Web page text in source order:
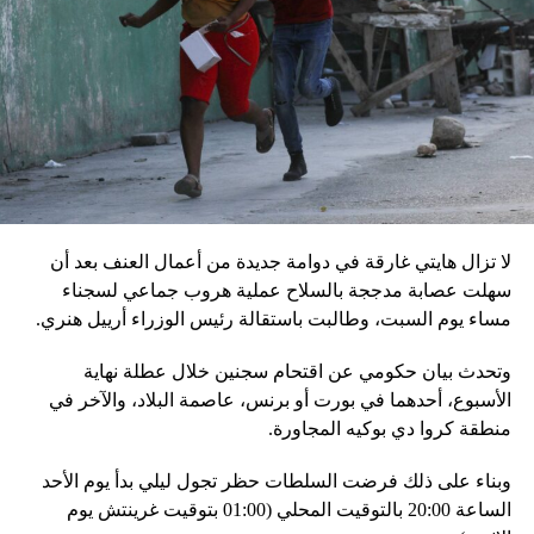
بالمخادع، مؤكدةً أن روسيا ستبقى غارقة في النزاعات طالما أنه
في السلطة.
إقليميّاً، أعلن الجيش البيلاروسي أنّه بدأ مناورة للتحقّق من درجة
استعداد قاذفات الأسلحة النووية التكتيكية، في حين أوضح أمين
مجلس الأمن البيلاروسي ألكسندر فولفوفيتش أنّ هذه المناورة
مرتبطة بإعلان موسكو عن مناورات نووية وستكون «متزامنة»
مع التدريبات الروسية، لافتاً إلى أنّ مناورة مينسك ستشمل على
في السياق، أشار رئيس أركان القوات المسلّحة البيلاروسية
الجنرال فيكتور غوليفيتش إلى أنّه «في إطار هذا الحدث، تمّت
احتياطي»، لافتاً إلى أنّه «فور إنجاز عملية الانتشار هذه،
سنستعرض المسائل المتعلّقة بالاستعدادات لاستخدام الأسلحة
النووية غير الاستراتيجية».
وفي أوكرانيا، فكّكت أجهزة الأمن شبكة من العملاء التابعين
لجهاز الأمن الفدرالي الروسي «كانوا يعدّون لاغتيال الرئيس
لا تزال هايتي غارقة في دوامة جديدة من أعمال العنف بعد أن
سهلت عصابة مدججة بالسلاح عملية هروب جماعي لسجناء
مساء يوم السبت، وطالبت باستقالة رئيس الوزراء أرييل هنري.
وتحدث بيان حكومي عن اقتحام سجنين خلال عطلة نهاية
الأسبوع، أحدهما في بورت أو برنس، عاصمة البلاد، والآخر في
منطقة كروا دي بوكيه المجاورة.
وبناء على ذلك فرضت السلطات حظر تجول ليلي بدأ يوم الأحد
الساعة 20:00 بالتوقيت المحلي (01:00 بتوقيت غرينتش يوم